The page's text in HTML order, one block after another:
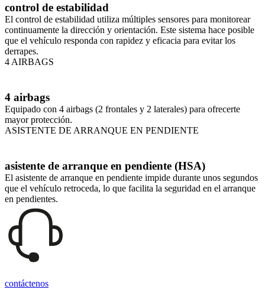
control de estabilidad
El control de estabilidad utiliza múltiples sensores para monitorear
continuamente la dirección y orientación. Este sistema hace posible
que el vehículo responda con rapidez y eficacia para evitar los
derrapes.
4 AIRBAGS
4 airbags
Equipado con 4 airbags (2 frontales y 2 laterales) para ofrecerte
mayor protección.
ASISTENTE DE ARRANQUE EN PENDIENTE
asistente de arranque en pendiente (HSA)
El asistente de arranque en pendiente impide durante unos segundos
que el vehículo retroceda, lo que facilita la seguridad en el arranque
en pendientes.
contáctenos